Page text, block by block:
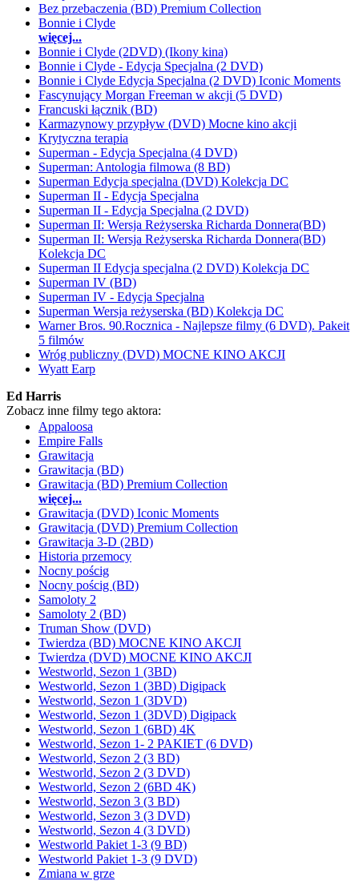
Bez przebaczenia (BD) Premium Collection
Bonnie i Clyde
więcej...
Bonnie i Clyde (2DVD) (Ikony kina)
Bonnie i Clyde - Edycja Specjalna (2 DVD)
Bonnie i Clyde Edycja Specjalna (2 DVD) Iconic Moments
Fascynujący Morgan Freeman w akcji (5 DVD)
Francuski łącznik (BD)
Karmazynowy przypływ (DVD) Mocne kino akcji
Krytyczna terapia
Superman - Edycja Specjalna (4 DVD)
Superman: Antologia filmowa (8 BD)
Superman Edycja specjalna (DVD) Kolekcja DC
Superman II - Edycja Specjalna
Superman II - Edycja Specjalna (2 DVD)
Superman II: Wersja Reżyserska Richarda Donnera(BD)
Superman II: Wersja Reżyserska Richarda Donnera(BD)
Kolekcja DC
Superman II Edycja specjalna (2 DVD) Kolekcja DC
Superman IV (BD)
Superman IV - Edycja Specjalna
Superman Wersja reżyserska (BD) Kolekcja DC
Warner Bros. 90.Rocznica - Najlepsze filmy (6 DVD). Pakeit
5 filmów
Wróg publiczny (DVD) MOCNE KINO AKCJI
Wyatt Earp
Ed Harris
Zobacz inne filmy tego aktora:
Appaloosa
Empire Falls
Grawitacja
Grawitacja (BD)
Grawitacja (BD) Premium Collection
więcej...
Grawitacja (DVD) Iconic Moments
Grawitacja (DVD) Premium Collection
Grawitacja 3-D (2BD)
Historia przemocy
Nocny pościg
Nocny pościg (BD)
Samoloty 2
Samoloty 2 (BD)
Truman Show (DVD)
Twierdza (BD) MOCNE KINO AKCJI
Twierdza (DVD) MOCNE KINO AKCJI
Westworld, Sezon 1 (3BD)
Westworld, Sezon 1 (3BD) Digipack
Westworld, Sezon 1 (3DVD)
Westworld, Sezon 1 (3DVD) Digipack
Westworld, Sezon 1 (6BD) 4K
Westworld, Sezon 1- 2 PAKIET (6 DVD)
Westworld, Sezon 2 (3 BD)
Westworld, Sezon 2 (3 DVD)
Westworld, Sezon 2 (6BD 4K)
Westworld, Sezon 3 (3 BD)
Westworld, Sezon 3 (3 DVD)
Westworld, Sezon 4 (3 DVD)
Westworld Pakiet 1-3 (9 BD)
Westworld Pakiet 1-3 (9 DVD)
Zmiana w grze